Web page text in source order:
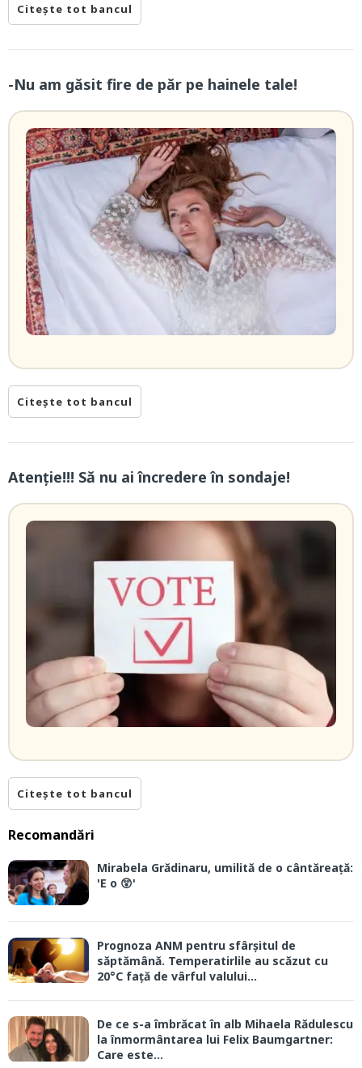
Citește tot bancul
-Nu am găsit fire de păr pe hainele tale!
Citește tot bancul
Atenție!!! Să nu ai încredere în sondaje!
Citește tot bancul
Recomandări
Mirabela Grădinaru, umilită de o cântăreață:
'E o 😲'
Prognoza ANM pentru sfârșitul de
săptămână. Temperatirlile au scăzut cu
20°C față de vârful valului...
De ce s-a îmbrăcat în alb Mihaela Rădulescu
la înmormântarea lui Felix Baumgartner:
Care este...